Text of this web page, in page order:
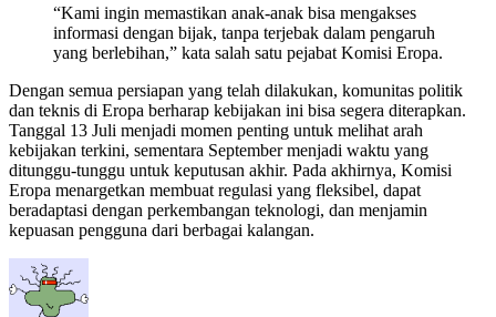
“Kami ingin memastikan anak-anak bisa mengakses
informasi dengan bijak, tanpa terjebak dalam pengaruh
yang berlebihan,” kata salah satu pejabat Komisi Eropa.
Dengan semua persiapan yang telah dilakukan, komunitas politik
dan teknis di Eropa berharap kebijakan ini bisa segera diterapkan.
Tanggal 13 Juli menjadi momen penting untuk melihat arah
kebijakan terkini, sementara September menjadi waktu yang
ditunggu-tunggu untuk keputusan akhir. Pada akhirnya, Komisi
Eropa menargetkan membuat regulasi yang fleksibel, dapat
beradaptasi dengan perkembangan teknologi, dan menjamin
kepuasan pengguna dari berbagai kalangan.